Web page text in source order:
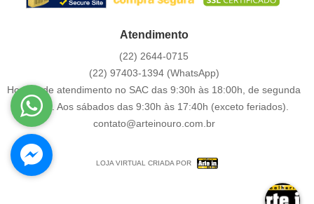
Atendimento
(22) 2644-0715
(22) 97403-1394 (WhatsApp)
Horário de atendimento no SAC das 9:30h às 18:00h, de segunda
a sexta. Aos sábados das 9:30h às 17:40h (exceto feriados).
contato@arteinouro.com.br
LOJA VIRTUAL CRIADA POR